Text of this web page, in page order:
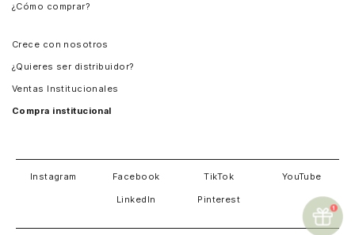
¿Cómo comprar?
Crece con nosotros
¿Quieres ser distribuidor?
Ventas Institucionales
Compra institucional
Instagram Facebook TikTok YouTube
LinkedIn Pinterest